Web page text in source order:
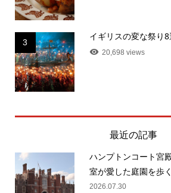
3
イギリスの変な祭り8
20,698 views
最近の記事
ハンプトンコート宮
室が愛した庭園を歩
2026.07.30